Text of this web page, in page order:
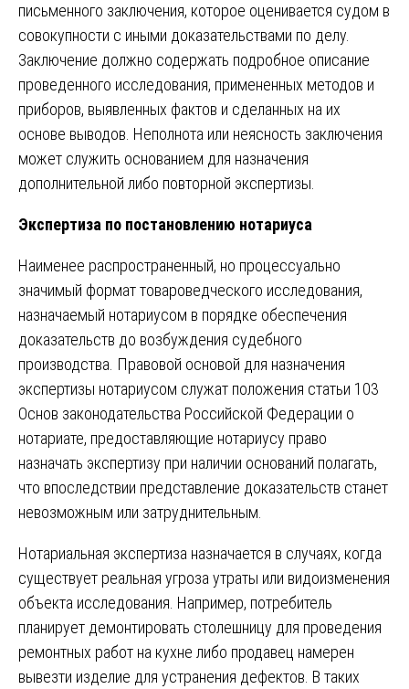
письменного заключения, которое оценивается судом в
совокупности с иными доказательствами по делу.
Заключение должно содержать подробное описание
проведенного исследования, примененных методов и
приборов, выявленных фактов и сделанных на их
основе выводов. Неполнота или неясность заключения
может служить основанием для назначения
дополнительной либо повторной экспертизы.
Экспертиза по постановлению нотариуса
Наименее распространенный, но процессуально
значимый формат товароведческого исследования,
назначаемый нотариусом в порядке обеспечения
доказательств до возбуждения судебного
производства. Правовой основой для назначения
экспертизы нотариусом служат положения статьи 103
Основ законодательства Российской Федерации о
нотариате, предоставляющие нотариусу право
назначать экспертизу при наличии оснований полагать,
что впоследствии представление доказательств станет
невозможным или затруднительным.
Нотариальная экспертиза назначается в случаях, когда
существует реальная угроза утраты или видоизменения
объекта исследования. Например, потребитель
планирует демонтировать столешницу для проведения
ремонтных работ на кухне либо продавец намерен
вывезти изделие для устранения дефектов. В таких